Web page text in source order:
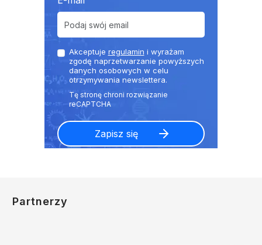
Akceptuje regulamin i wyrażam
zgodę naprzetwarzanie powyższych
danych osobowych w celu
otrzymywania newslettera.
Partnerzy